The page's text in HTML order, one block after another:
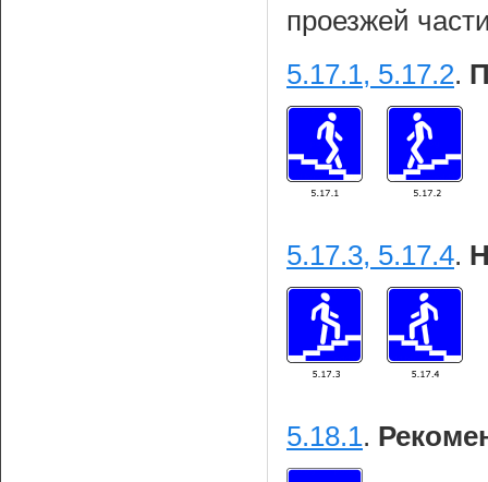
проезжей
5.17.1, 5.17.2.
5.17.3, 5.17.4.
5.18.1.